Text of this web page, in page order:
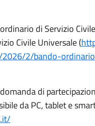
di Servizio
Civile Universale (
2026/2/bando-
di
da PC, tablet e
it/